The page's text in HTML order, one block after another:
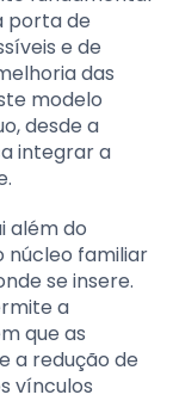
porta de
e de
das
modelo
desde a
integrar a
além do
núcleo familiar
se insere.
a
que as
a redução de
vínculos